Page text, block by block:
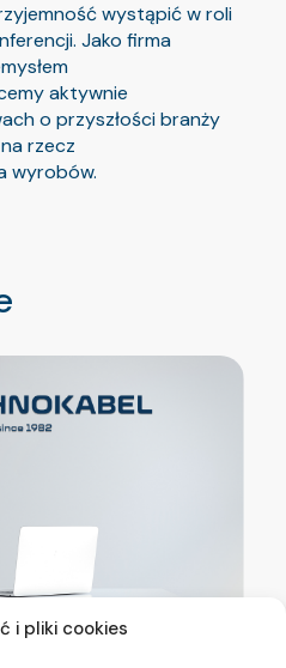
i pliki cookies
wystąpić w roli
Jako firma
aktywnie
o przyszłości branży
rzecz
wyrobów.